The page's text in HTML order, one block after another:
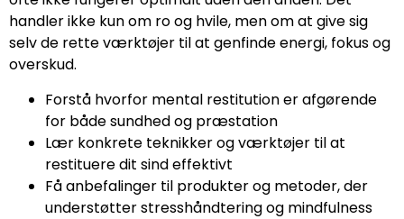
handler ikke kun om ro og hvile, men om at give sig
selv de rette værktøjer til at genfinde energi, fokus og
overskud.
Forstå hvorfor mental restitution er afgørende
for både sundhed og præstation
Lær konkrete teknikker og værktøjer til at
restituere dit sind effektivt
Få anbefalinger til produkter og metoder, der
understøtter stresshåndtering og mindfulness